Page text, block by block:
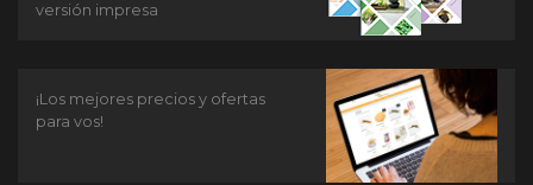
versión impresa
¡Los mejores precios y ofertas
para vos!